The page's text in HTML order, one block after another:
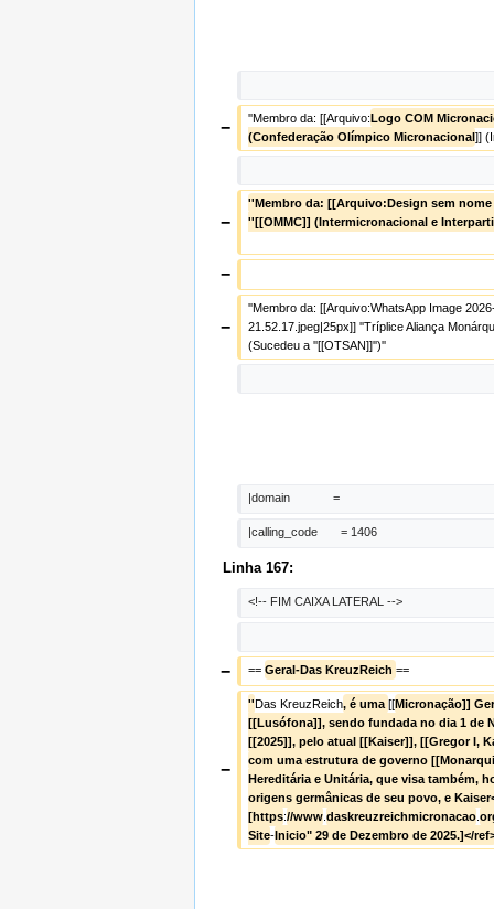
− ''Membro da: [[Arquivo:Logo COM
(Confederação Olímpico Micronacional]]
−
''Membro da: [[Arquivo:Design sem
''[[OMMC]] (Intermicronacional e
−
−
''Membro da: [[Arquivo:WhatsApp Image
21.52.17.jpeg|25px]] ''Tríplice Aliança
(Sucedeu a ''[[OTSAN]]'')''
|domain             =
|calling_code       = 1406
Linha 167:
<!-- FIM CAIXA LATERAL -->
− == Geral-Das KreuzReich ==
−
''Das KreuzReich, é uma [[Micronação]]
[[Lusófona]], sendo fundada no dia 1 de
[[2025]], pelo atual [[Kaiser]], [[Gregor I,
com uma estrutura de governo
Hereditária e Unitária, que visa também,
origens germânicas de seu povo, e
[https://www. daskreuzreichmicronacao.
Site-Inicio" 29 de Dezembro de 2025.]</